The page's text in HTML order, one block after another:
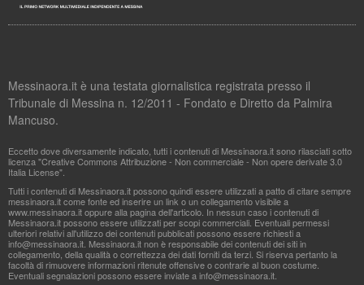
Messinaora.it è una testata giornalistica registrata presso il
Tribunale di Messina n. 12/2011 - Fondato e Diretto da Palmira
Mancuso.
Eccetto dove diversamente indicato, tutti i contenuti di Messinaora.it sono rilasciati sotto
licenza "Creative Commons Attribuzione - Non commerciale - Non opere derivate 3.0
Italia License".
Tutti i contenuti di Messinaora.it possono quindi essere utilizzati a patto di citare sempre
messinaora.it come fonte ed inserire un link o un collegamento visibile a
www.messinaora.it oppure alla pagina dell'articolo. In nessun caso i contenuti di
Messinaora.it possono essere utilizzati per scopi commerciali. Eventuali permessi
ulteriori relativi all'utilizzo dei contenuti pubblicati possono essere richiesti a
info@messinaora.it . Messinaora.it non è responsabile dei contenuti dei siti in
collegamento, della qualità o correttezza dei dati forniti da terzi. Si riserva pertanto la
facoltà di rimuovere informazioni ritenute offensive o contrarie al buon costume.
Eventuali segnalazioni possono essere inviate ainfo@messinaora.it